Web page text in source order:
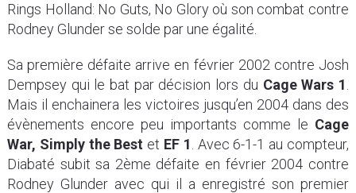
Rings Holland: No Guts, No Glory où son combat contre
Rodney Glunder se solde par une égalité.
Sa première défaite arrive en février 2002 contre Josh
Dempsey qui le bat par décision lors du Cage Wars 1
Mais il enchainera les victoires jusqu’en 2004 dans des
évènements encore peu importants comme le Cage
War, Simply the Best et EF 1 . Avec 6-1-1 au compteur,
Diabaté subit sa 2ème défaite en février 2004 contre
Rodney Glunder avec qui il a enregistré son premier